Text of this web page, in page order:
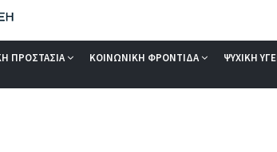
ΠΡΟΣΤΑΣΙΑ ΚΟΙΝΩΝΙΚΗ ΦΡΟΝΤΙΔΑ ΨΥΧΙΚΗ